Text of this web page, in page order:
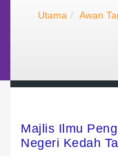
Utama Awan
Majlis Ilmu
Negeri Kedah